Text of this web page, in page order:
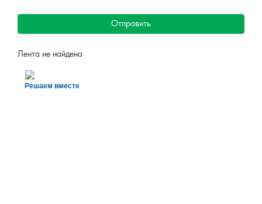
Отправить
Лента не найдена
Решаем вместе